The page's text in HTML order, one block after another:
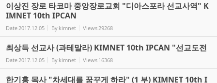
이상진 장로 타코마 중앙장로교회 "디아스포라 선교사역" K
IMNET 10th IPCAN
Date2017.12.05 By kimnet Views29268
최상득 선교사 (과테말라) KIMNET 10th IPCAN "선교도전
Date2017.12.05 By kimnet Views 16368
한기홍 목사 "차세대를 꿈꾸게 하라" (1 부) KIMNET 10th I